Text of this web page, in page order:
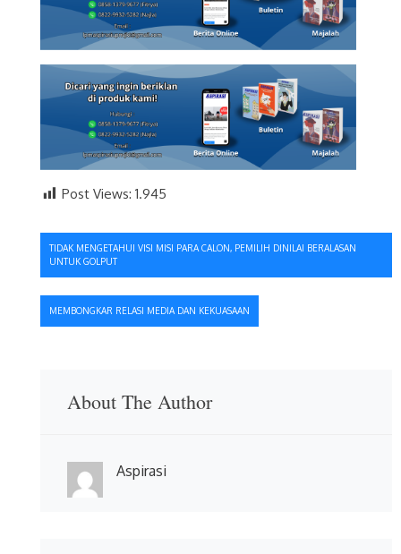
Post Views: 1.945
Navigasi
pos
TIDAK MENGETAHUI VISI MISI PARA CALON, PEMILIH DINILAI BERALASAN
UNTUK GOLPUT
MEMBONGKAR RELASI MEDIA DAN KEKUASAAN
About The Author
Aspirasi